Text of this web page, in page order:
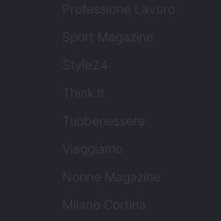
Professione Lavoro
Sport Magazine
Style24
Think.it
Tuobenessere
Viaggiamo
Nonne Magazine
Milano Cortina